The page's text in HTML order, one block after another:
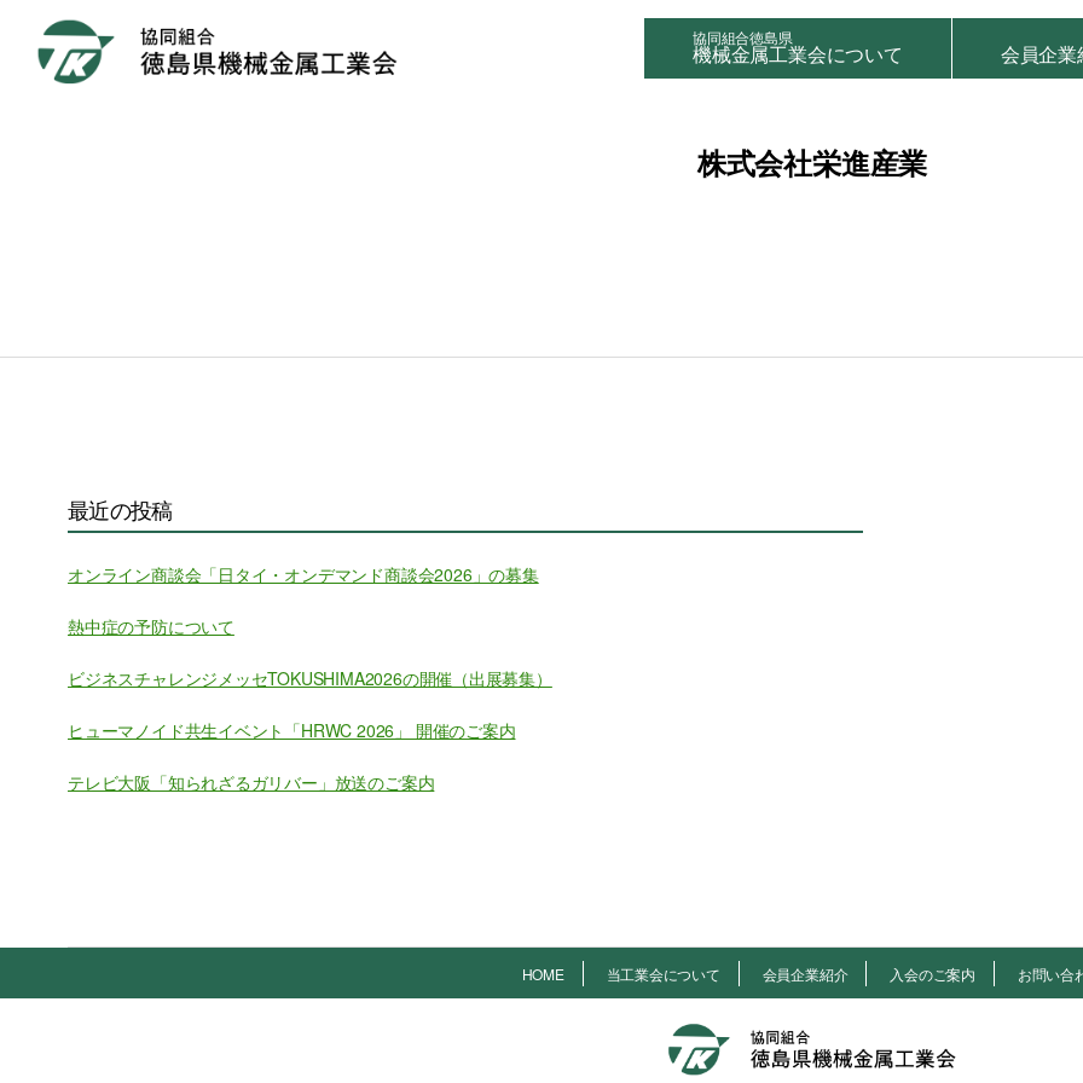
協同組合徳島県
機械金属工業会について 会員企業
株式会社栄進産業
最近の投稿
オンライン商談会「日タイ・オンデマンド商談会2026」の募集
熱中症の予防について
ビジネスチャレンジメッセTOKUSHIMA2026の開催（出展募集）
ヒューマノイド共生イベント「HRWC 2026」 開催のご案内
テレビ大阪「知られざるガリバー」放送のご案内
HOME 当工業会について 会員企業紹介 入会のご案内 お問い合